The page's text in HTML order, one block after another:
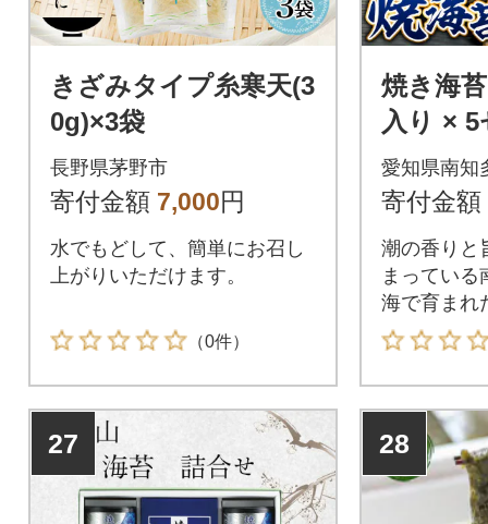
きざみタイプ糸寒天(3
0g)×3袋
長野県茅野市
寄付金額 7,000円
水でもどして、簡単にお召し
上がりいただけます。
（0件）
焼き海
入り ×
品 小分
愛知県南知
寄付金額
潮の香りと
まっている
海で育まれ
27 28